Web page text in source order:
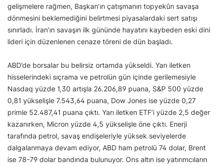
gelişmelere rağmen, Başkan’ın çatışmanın topyekûn savaşa
dönmesini beklemediğini belirtmesi piyasalardaki sert satışı
sınırladı. İran’ın savaşın ilk gününde hayatını kaybeden eski dini
lideri için düzenlenen cenaze töreni de dün başladı.
ABD’de borsalar bu belirsiz ortamda yükseldi. Yarı iletken
hisselerindeki sıçrama ve petrolün gün içinde gerilemesiyle
Nasdaq yüzde 1,30 artışla 26.206,89 puana, S&P 500 yüzde
0,81 yükselişle 7.543,64 puana, Dow Jones ise yüzde 0,27
primle 52.487,41 puana çıktı. Yarı iletken ETF’i yüzde 2,5 değer
kazanırken, Micron yüzde 4,5 yükselişle öne çıktı. Enerji
tarafında petrol, savaş endişeleriyle yüksek seviyelerde
dalgalanmaya devam ediyor, ABD ham petrolü 74 dolar, Brent
ise 78-79 dolar bandında bulunuyor. Ons altın ise yatırımcıların